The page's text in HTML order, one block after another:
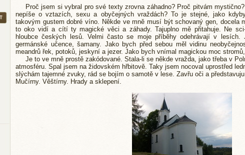
Proč jsem si vybral pro své texty zrovna záhadno? Proč pitvám
nepíše o vztazích, sexu a obyčejných vraždách? To je stejné, jako
takovým gustem dobré víno. Někde ve mně musí být schovaný gen, docela
to oko vidí a cítí ty magické věci a záhady. Tajuplno mě přitahuje. Ne
hloubce českých lesů. Velmi často se moje příběhy odehrávají v
germánské učence, šamany. Jako bych před sebou měl vidinu
meandrů řek, potoků, jeskyní a jezer. Jako bych vnímal magickou moc
Je to ve mně prostě zakódované. Stala-li se někde vražda, jako třeba v
atmosféru. Spal jsem na židovském hřbitově. Taky jsem nocoval uprostřed
slýchám tajemné zvuky, rád se bojím o samotě v lese. Zavřu oči a
Mučírny. Věštírny. Hrady a sklepení.